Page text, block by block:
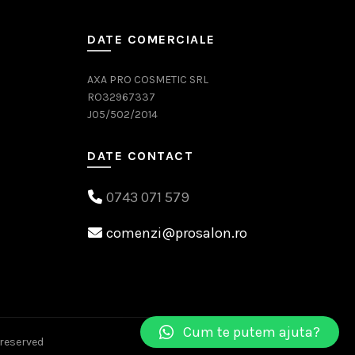
DATE COMERCIALE
AXA PRO COSMETIC SRL
RO32967337
J05/502/2014
DATE CONTACT
0743 071 579
comenzi@prosalon.ro
Cum te putem ajuta?